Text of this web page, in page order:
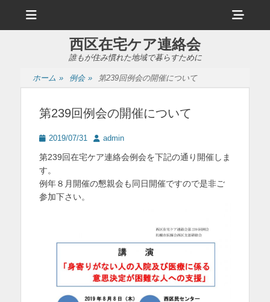
ュ
ヘ
ッ
サ
西区在宅ケア連絡会
誰もが住み慣れた地域で暮らすために
ホーム » 例会 » 第239回例会の開催について
第239回例会の開催について
投
日
2019/07/31
投
者
admin
第239回在宅ケア連絡会例会を下記の通り開催しま
す。
例年８月開催の懇親会も同日開催ですので是非ご
参加下さい。